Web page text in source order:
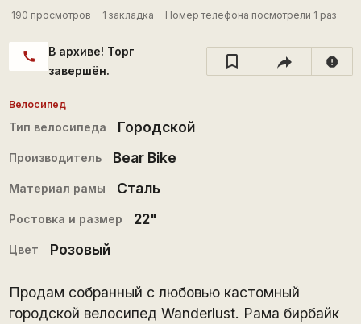
190 просмотров
1 закладка Номер телефона посмотрели 1 раз
call
В архиве! Торг
завершён.
report
Велосипед
Тип велосипеда Городской
Производитель Bear Bike
Материал рамы Сталь
Ростовка и размер 22"
Цвет Розовый
Продам собранный с любовью кастомный
городской велосипед Wanderlust. Рама бирбайк